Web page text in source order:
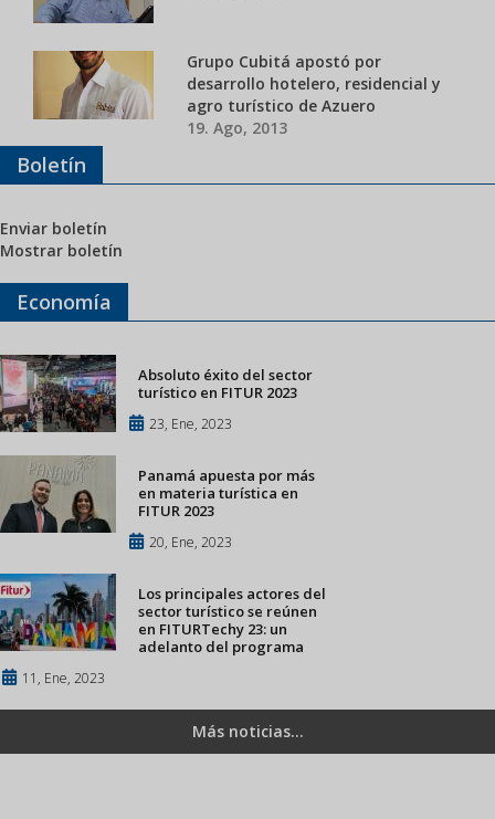
Grupo Cubitá apostó por
desarrollo hotelero, residencial y
agro turístico de Azuero
19. Ago, 2013
Boletín
Enviar boletín
Mostrar boletín
Economía
Absoluto éxito del sector
turístico en FITUR 2023
23, Ene, 2023
Panamá apuesta por más
en materia turística en
FITUR 2023
20, Ene, 2023
Los principales actores del
sector turístico se reúnen
en FITURTechy 23: un
adelanto del programa
11, Ene, 2023
Más noticias...